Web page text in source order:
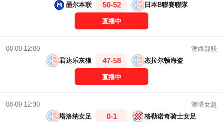
墨尔本联
50-52 日本B聯賽聯隊
直播中
08-09 12:00
澳西部联
君达乐灰狼
47-58 杰拉尔顿海盗
直播中
08-09 12:30
澳塔女超
塔洛纳女足
0-1 格勒诺奇骑士女足